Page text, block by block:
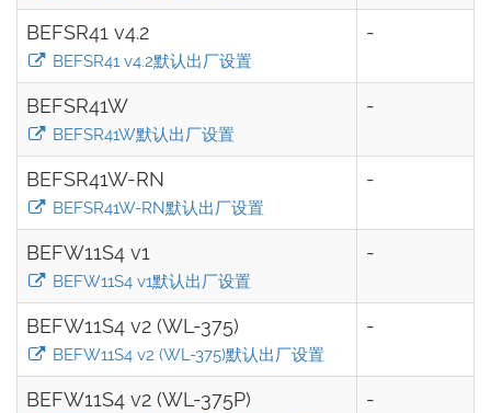
BEFSR41 v4.2
BEFSR41 v4.2默认出厂设置
-
BEFSR41W
BEFSR41W默认出厂设置
-
BEFSR41W-RN
BEFSR41W-RN默认出厂设置
-
BEFW11S4 v1
BEFW11S4 v1默认出厂设置
-
BEFW11S4 v2 (WL-375)
BEFW11S4 v2 (WL-375)默认出厂设置
-
BEFW11S4 v2 (WL-375P) -